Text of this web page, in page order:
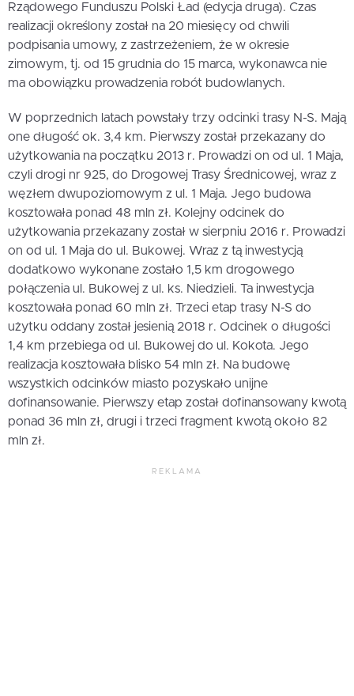
Rządowego Funduszu Polski Ład (edycja druga). Czas
realizacji określony został na 20 miesięcy od chwili
podpisania umowy, z zastrzeżeniem, że w okresie
zimowym, tj. od 15 grudnia do 15 marca, wykonawca nie
ma obowiązku prowadzenia robót budowlanych.
W poprzednich latach powstały trzy odcinki trasy N-S. Mają
one długość ok. 3,4 km. Pierwszy został przekazany do
użytkowania na początku 2013 r. Prowadzi on od ul. 1 Maja,
czyli drogi nr 925, do Drogowej Trasy Średnicowej, wraz z
węzłem dwupoziomowym z ul. 1 Maja. Jego budowa
kosztowała ponad 48 mln zł. Kolejny odcinek do
użytkowania przekazany został w sierpniu 2016 r. Prowadzi
on od ul. 1 Maja do ul. Bukowej. Wraz z tą inwestycją
dodatkowo wykonane zostało 1,5 km drogowego
połączenia ul. Bukowej z ul. ks. Niedzieli. Ta inwestycja
kosztowała ponad 60 mln zł. Trzeci etap trasy N-S do
użytku oddany został jesienią 2018 r. Odcinek o długości
1,4 km przebiega od ul. Bukowej do ul. Kokota. Jego
realizacja kosztowała blisko 54 mln zł. Na budowę
wszystkich odcinków miasto pozyskało unijne
dofinansowanie. Pierwszy etap został dofinansowany kwotą
ponad 36 mln zł, drugi i trzeci fragment kwotą około 82
mln zł.
REKLAMA